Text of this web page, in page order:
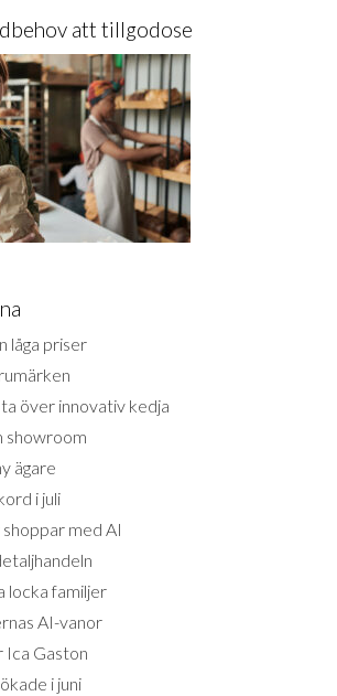
att tillgodose
låga priser
över innovativ kedja
showroom
ägare
i juli
med AI
locka familjer
AI-vanor
Gaston
i juni